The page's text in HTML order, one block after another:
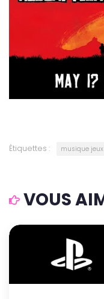
Étiquettes : musique
VOUS